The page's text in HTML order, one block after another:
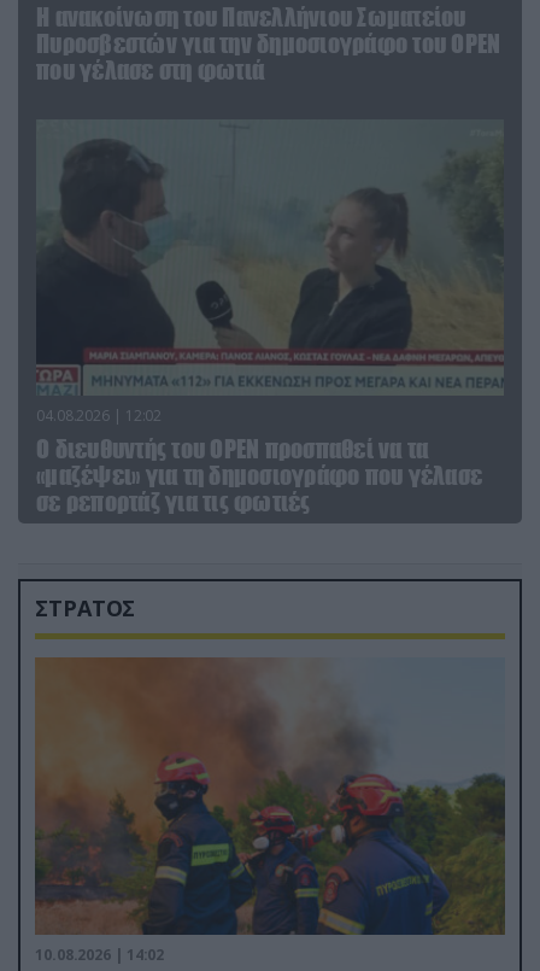
Η ανακοίνωση του Πανελλήνιου Σωματείου
Πυροσβεστών για την δημοσιογράφο του OPEN
που γέλασε στη φωτιά
04.08.2026 | 12:02
O διευθυντής του OPEN προσπαθεί να τα
«μαζέψει» για τη δημοσιογράφο που γέλασε
σε ρεπορτάζ για τις φωτιές
ΣΤΡΑΤΟΣ
10.08.2026 | 14:02